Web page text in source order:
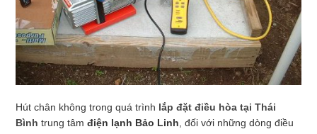
Hút chân không trong quá trình lắp đặt điều hòa tại Thái
Bình trung tâm điện lạnh Bảo Linh, đối với những dòng điều